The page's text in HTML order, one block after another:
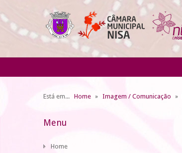
Está em... Home Imagem / Comunicação
Menu
Home